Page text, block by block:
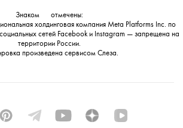
News.
Знаком
отмечены:
холдинговая компания Meta Platforms Inc. по
сетей Facebook и Instagram — запрещена на
территории России.
произведена сервисом Слеза.